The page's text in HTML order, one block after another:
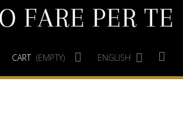
ENGLISH
CART (EMPTY)